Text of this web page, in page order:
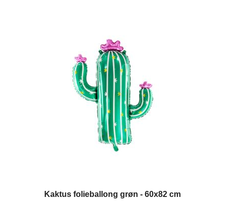
Kaktus folieballong grøn - 60x82 cm